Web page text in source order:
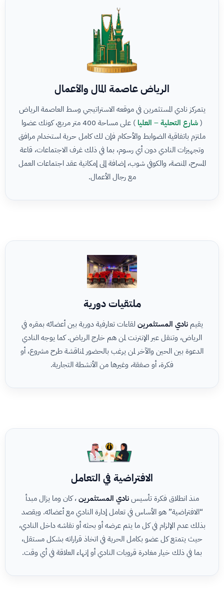
الرياض عاصمة المال والأعمال
يتمركز نادي المستثمرين في موقعه الاستراتيجي وسط العاصمة الرياض
(شارع التحلية – العليا
) على مساحة 400 متر مربع، كونك عضوا
ملتزم باتفاقية الضوابط والأحكام فإن لك كامل حرية استخدام مرافق
وتجهيزات النادي دون أي رسوم، بما في ذلك غرف الاجتماعات، قاعة
المسرح، المنصة، والكوفي شوب، إضافة إلى إمكانية عقد اجتماعات العمل
مع رجال الأعمال.
ملتقيات دورية
يقيمنادي المستثمرين لقاءات تعارفية دورية بين أعضائه بمقره في
الرياض، وتنقل عبر الإنترنت لمن هم خارج الرياض. كما يوجه النادي
الدعوة بين الحين والآخر لمن يرغب بالحضور لمناقشة طرح مشروع، أو
فكرة، أو صفقة، وغيرها من الأنشطة التجارية.
الافتراضية في التعامل
منذ انطلاق فكرة تأسيسنادي المستثمرين، كان وما يزال مبدأ
“الافتراضية” هو الأساس في تعامل إدارة النادي مع أعضائه. ويقصد
بذلك عدم الإلزام في كل ما يتم عرضه أو بحثه أو نقاشه داخل النادي،
حيث يتمتع كل عضو بكامل الحرية في اتخاذ قراراته بشكل مستقل،
بما في ذلك خيار مغادرة قروبات النادي أو إنهاء العلاقة في أي وقت.